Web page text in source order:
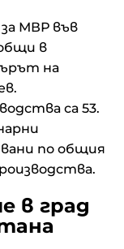
МВР във
в
на
са 53.
по общия
в град